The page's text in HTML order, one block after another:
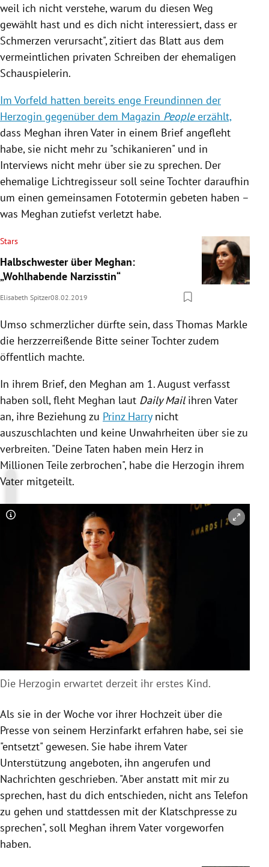
weil ich nicht verstehe, warum du diesen Weg
gewählt hast und es dich nicht interessiert, dass er
Schmerzen verursacht", zitiert das Blatt aus dem
vermeintlichen privaten Schreiben der ehemaligen
Schauspielerin.
Im Vorfeld hatten bereits enge Freundinnen der
Herzogin gegenüber dem Magazin Peopleerzählt,
dass Meghan ihren Vater in einem Brief angefleht
habe, sie nicht mehr zu "schikanieren" und in
Interviews nicht mehr über sie zu sprechen. Der
ehemalige Lichtregisseur soll seine Tochter daraufhin
um einen gemeinsamen Fototermin gebeten haben –
was Meghan zutiefst verletzt habe.
Stars
Halbschwester über Meghan:
„Wohlhabende Narzisstin“
Elisabeth Spitzer08.02.2019
Umso schmerzlicher dürfte sein, dass Thomas Markle
die herzzerreißende Bitte seiner Tochter zudem
öffentlich machte.
In ihrem Brief, den Meghan am 1. August verfasst
haben soll, fleht Meghan laut Daily Mail ihren Vater
an, ihre Beziehung zu Prinz Harrynicht
auszuschlachten und keine Unwahrheiten über sie zu
verbreiten. "Deine Taten haben mein Herz in
Millionen Teile zerbrochen", habe die Herzogin ihrem
Vater mitgeteilt.
Copyright-Hinweis öffnen/schließen
Die Herzogin erwartet derzeit ihr erstes Kind.
Als sie in der Woche vor ihrer Hochzeit über die
Presse von seinem Herzinfarkt erfahren habe, sei sie
"entsetzt" gewesen. Sie habe ihrem Vater
Unterstützung angeboten, ihn angerufen und
Nachrichten geschrieben. "Aber anstatt mit mir zu
sprechen, hast du dich entschieden, nicht ans Telefon
zu gehen und stattdessen mit der Klatschpresse zu
sprechen", soll Meghan ihrem Vater vorgeworfen
haben.